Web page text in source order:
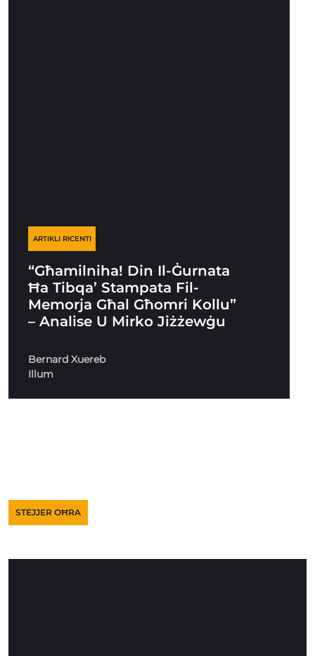
ARTIKLI RICENTI
“Għamilniha! Din Il-Ġurnata
Ħa Tibqa’ Stampata Fil-
Memorja Għal Għomri Kollu”
– Analise U Mirko Jiżżewġu
Bernard Xuereb
Illum
STEJJER OĦRA